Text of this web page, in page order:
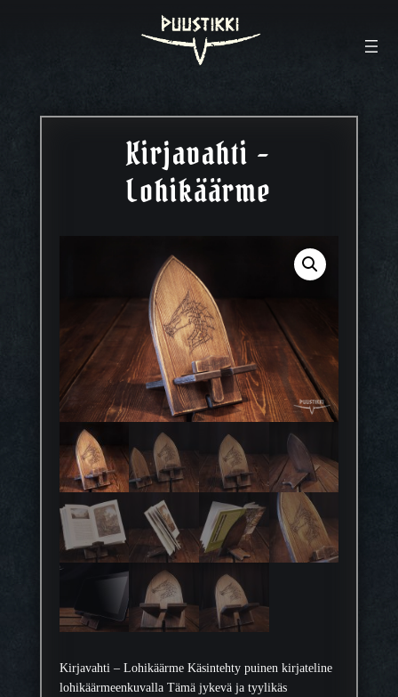
Kirjavahti –
Lohikäärme
Kirjavahti – Lohikäärme Käsintehty puinen kirjateline
lohikäärmeenkuvalla Tämä jykevä ja tyylikäs